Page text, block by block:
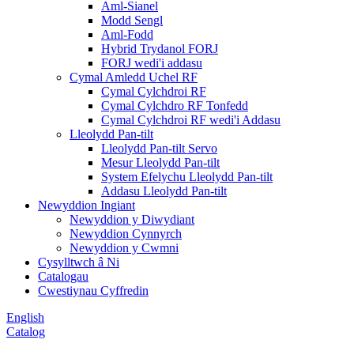
Aml-Sianel
Modd Sengl
Aml-Fodd
Hybrid Trydanol FORJ
FORJ wedi'i addasu
Cymal Amledd Uchel RF
Cymal Cylchdroi RF
Cymal Cylchdro RF Tonfedd
Cymal Cylchdroi RF wedi'i Addasu
Lleolydd Pan-tilt
Lleolydd Pan-tilt Servo
Mesur Lleolydd Pan-tilt
System Efelychu Lleolydd Pan-tilt
Addasu Lleolydd Pan-tilt
Newyddion Ingiant
Newyddion y Diwydiant
Newyddion Cynnyrch
Newyddion y Cwmni
Cysylltwch â Ni
Catalogau
Cwestiynau Cyffredin
English
Catalog